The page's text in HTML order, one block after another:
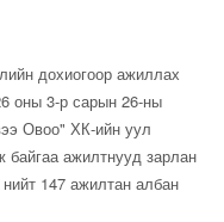
дохиогоор ажиллах
оны 3-р сарын 26-ны
Овоо" ХК-ийн уул
ажилтнууд зарлан
147 ажилтан албан